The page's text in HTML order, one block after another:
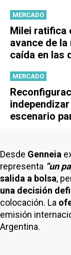
MERCADO
Milei ratifica
avance de
caída en las
MERCADO
escenario
Desde Genneia
representa “un
salida a bolsa,
una decisión
colocación. La
emisión
Argentina.